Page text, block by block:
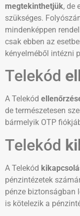
megtekinthetjük, de
szükséges.
mindenképpen
csak ebben az
kényelméből intézni
Telekód
A Telekód
de természetesen
bármelyik OTP
Telekód
A Telekód
pénzintézetek
pénze biztonságban
is kötelezik a